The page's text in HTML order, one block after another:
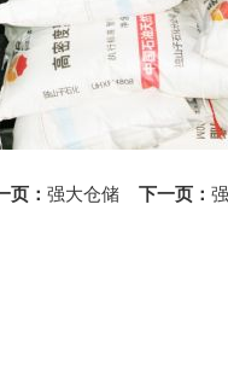
页： 强大仓储 下一页：